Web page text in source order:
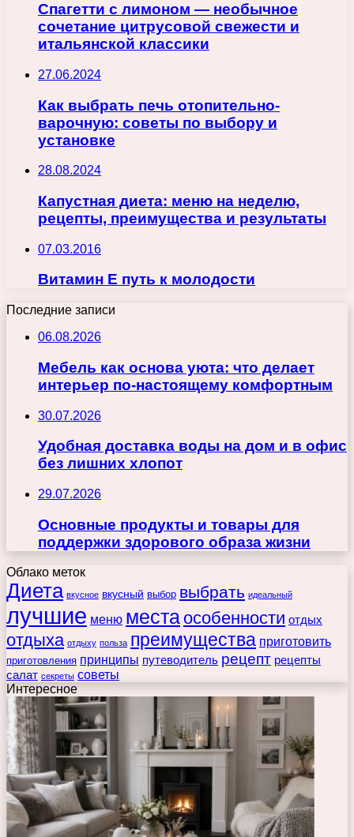
Спагетти с лимоном — необычное
сочетание цитрусовой свежести и
итальянской классики
27.06.2024
Как выбрать печь отопительно-
варочную: советы по выбору и
установке
28.08.2024
Капустная диета: меню на неделю,
рецепты, преимущества и результаты
07.03.2016
Витамин Е путь к молодости
Последние записи
06.08.2026
Мебель как основа уюта: что делает
интерьер по-настоящему комфортным
30.07.2026
Удобная доставка воды на дом и в офис
без лишних хлопот
29.07.2026
Основные продукты и товары для
поддержки здорового образа жизни
Облако меток
Диета вкусное вкусный выбор выбрать идеальный
лучшие меню места особенности отдых
отдыха отдыху польза преимущества приготовить
приготовления принципы путеводитель рецепт рецепты
салат секреты советы
Интересное